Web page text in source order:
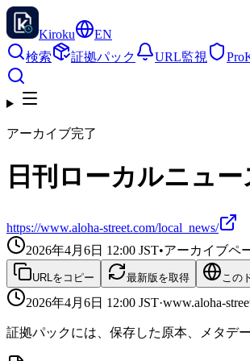
Kiroku
EN
検索
証拠パック URL監視 Pro
アーカイブ完了
日刊ローカルニュ
https://www.aloha-street.com/local_news/
2026年4月6日 12:00 JST•アーカイブペ
URLをコピー 最新版を取得 この
2026年4月6日 12:00 JST·www.aloha-
証拠パックには、保存した原本、メタデ